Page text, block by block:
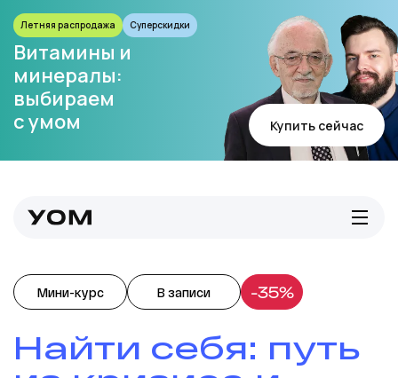
Витамины и
минералы:
выбираем
с умом
Летняя распродажа Суперскидки
Купить сейчас
Мини-курс В записи -35%
Найти себя: путь